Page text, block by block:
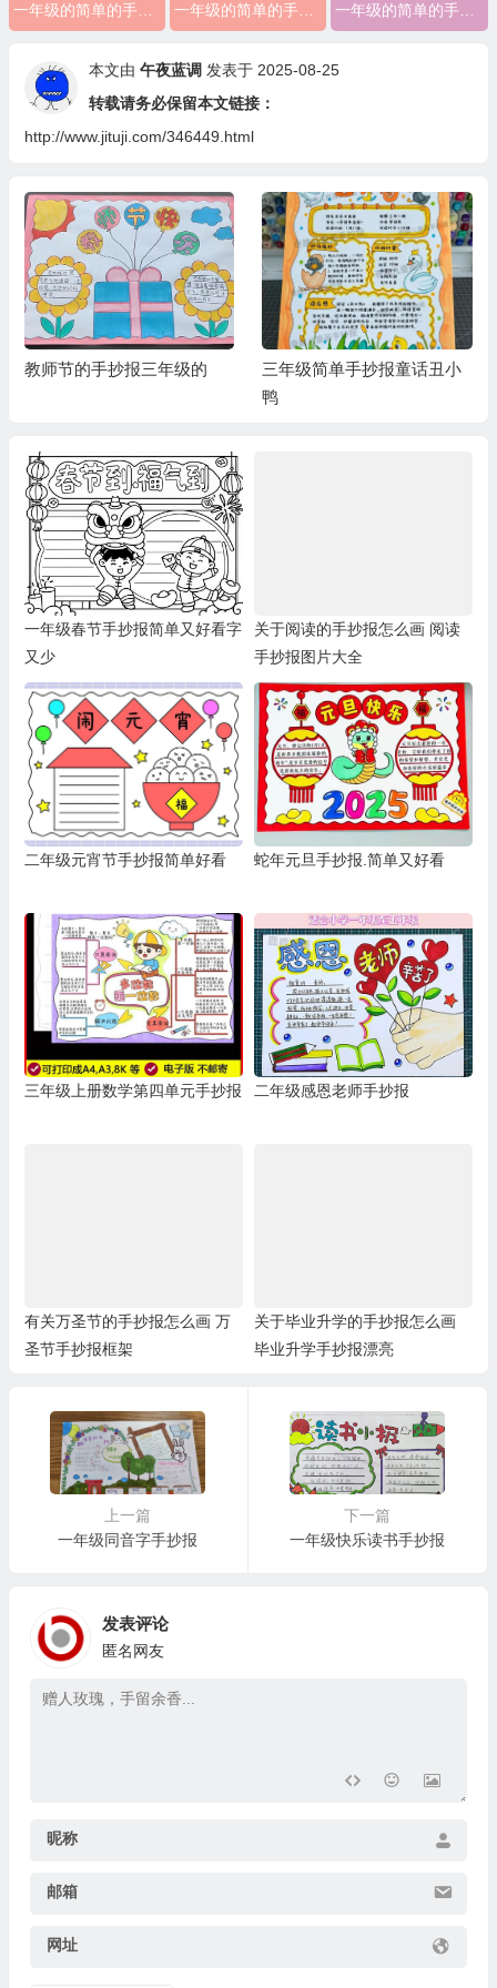
一年级的简单的手抄报怎么画
本文由 午夜蓝调 发表于 2025-08-25
转载请务必保留本文链接：
http://www.jituji.com/346449.html
教师节的手抄报三年级的
三年级简单手抄报童话丑小
鸭
一年级春节手抄报简单又好看字
又少
关于阅读的手抄报怎么画 阅读
手抄报图片大全
二年级元宵节手抄报简单好看 蛇年元旦手抄报.简单又好看
三年级上册数学第四单元手抄报 二年级感恩老师手抄报
有关万圣节的手抄报怎么画 万
圣节手抄报框架
关于毕业升学的手抄报怎么画
毕业升学手抄报漂亮
上一篇
一年级同音字手抄报
下一篇
一年级快乐读书手抄报
发表评论
匿名网友
昵称
邮箱
网址